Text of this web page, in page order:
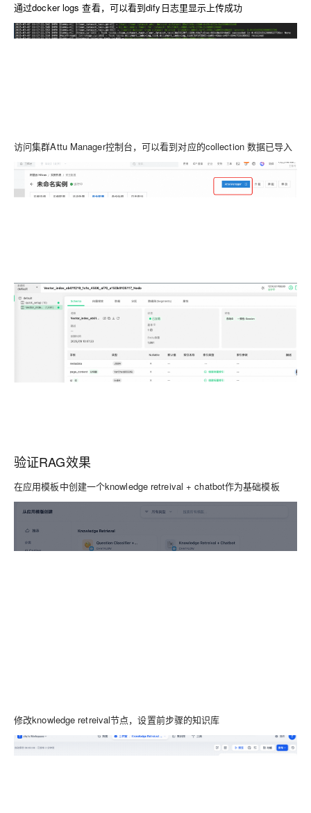
通过docker logs 查看，可以看到dify日志里显示上传成功
访问集群Attu Manager控制台，可以看到对应的collection 数据已导入
验证RAG效果
在应用模板中创建一个knowledge retreival + chatbot作为基础模板
修改knowledge retreival节点，设置前步骤的知识库